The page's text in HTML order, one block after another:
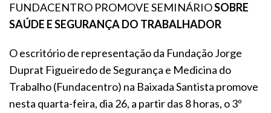
FUNDACENTRO PROMOVE SEMINÁRIOSOBRE
SAÚDE E SEGURANÇA DO TRABALHADOR
O escritório de representação da Fundação Jorge
Duprat Figueiredo de Segurança e Medicina do
Trabalho (Fundacentro) na Baixada Santista promove
nesta quarta-feira, dia 26, a partir das 8 horas, o 3º